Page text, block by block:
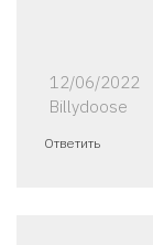
12/06/2022
Billydoose
Ответить